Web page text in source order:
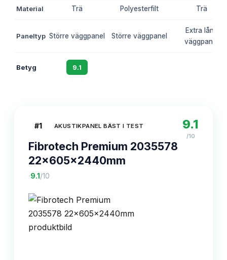
Material Trä Polyesterfilt Trä
Paneltyp Större väggpanel Större väggpanel
Extra lång
väggpanel
Betyg 9.1
#1 AKUSTIKPANEL BÄST I TEST
Fibrotech Premium 2035578
22x605x2440mm
·9.1 /10
9.1
/10